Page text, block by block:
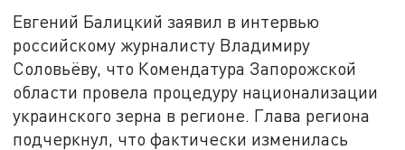
Евгений Балицкий заявил в интервью
российскому журналисту Владимиру
Соловьёву, что Комендатура Запорожской
области провела процедуру национализации
украинского зерна в регионе. Глава региона
подчеркнул, что фактически изменилась